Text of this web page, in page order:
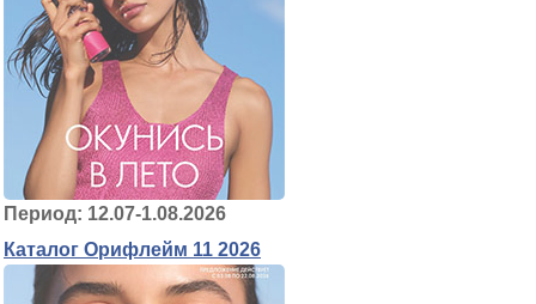
Период: 12.07-1.08.2026
Каталог Орифлейм 11 2026